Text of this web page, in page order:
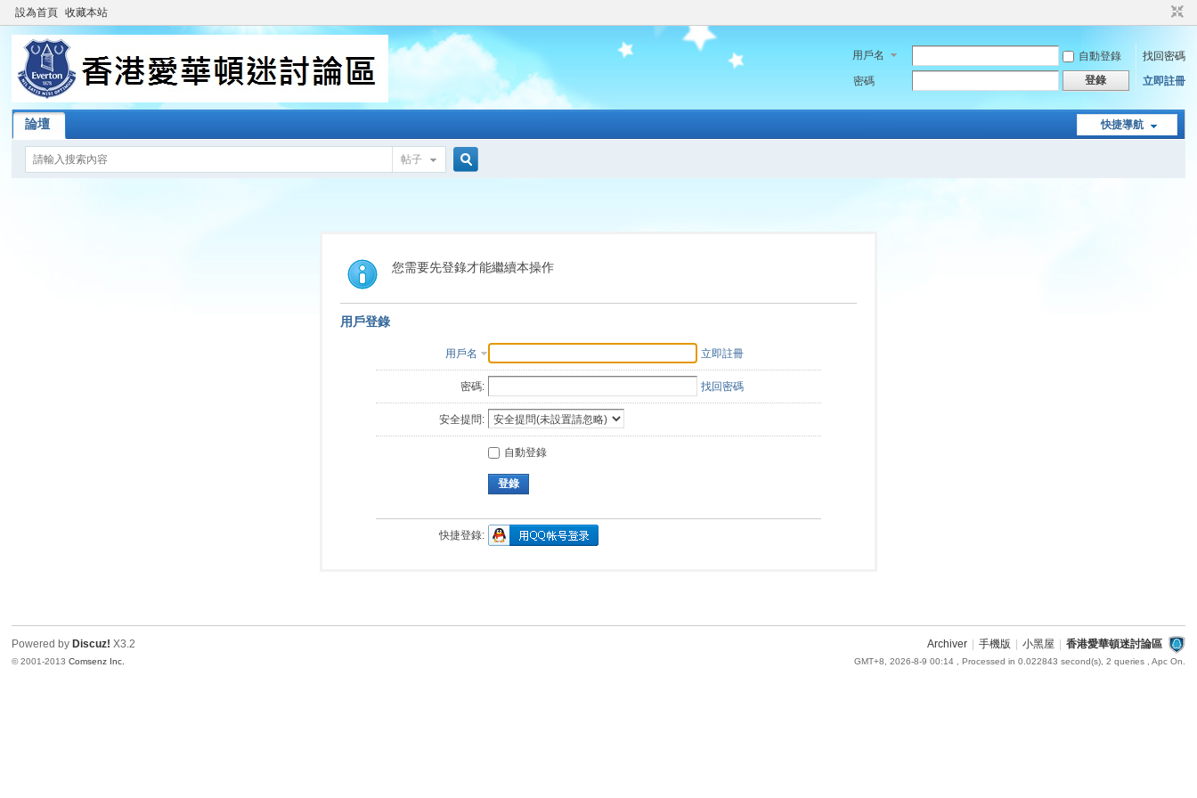
設為首頁 收藏本站
用戶名 自動登錄
找回密碼
密碼
登錄 立即註冊
快捷導航
論壇
帖子
索
您需要先登錄才能繼續本操作
用戶登錄
用戶名 立即註冊
密碼: 找回密碼
安全提問:
自動登錄
登錄
快捷登錄:
Archiver 手機版 小黑屋 香港愛華頓迷討論區
GMT+8, 2026-8-9 00:14, Processed in 0.022843 second(s), 2 queries , Apc On.
Powered by Discuz! X3.2
© 2001-2013Comsenz Inc.